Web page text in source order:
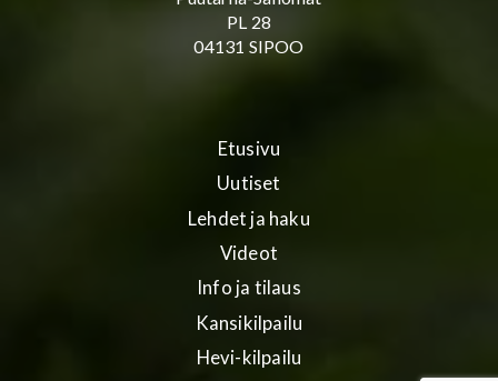
PL 28
04131 SIPOO
Etusivu
Uutiset
Lehdet ja haku
Videot
Info ja tilaus
Kansikilpailu
Hevi-kilpailu